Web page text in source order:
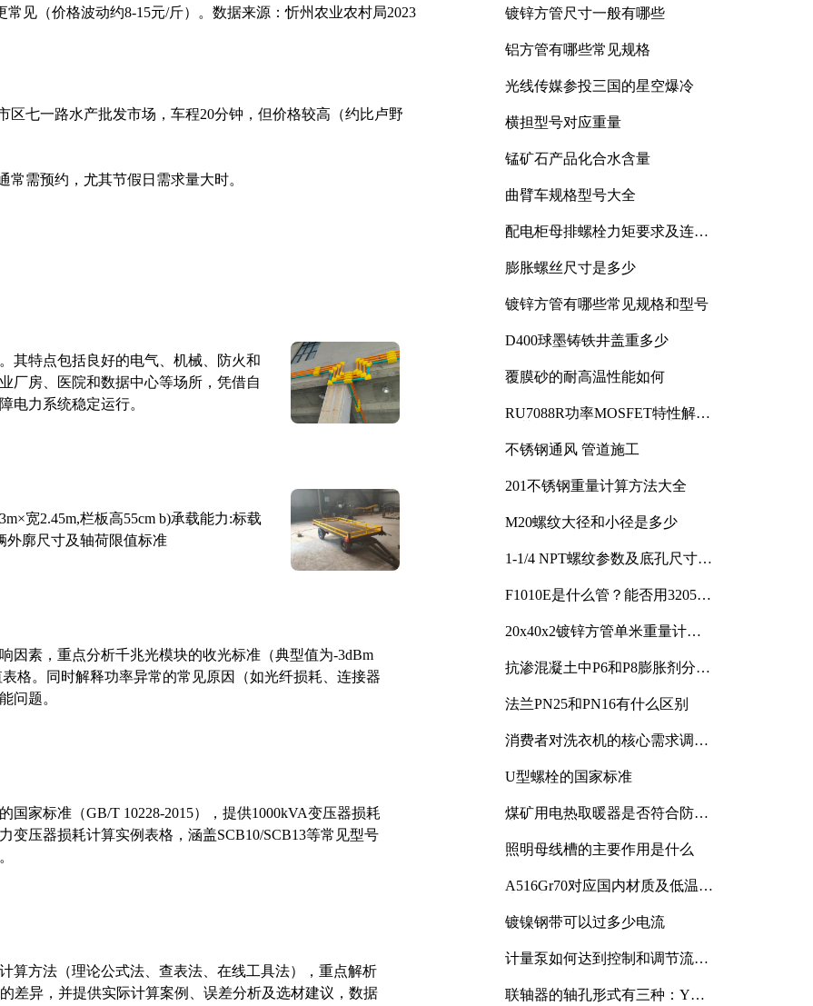
见（价格波动约8-15元/斤）。数据来源：忻州农业农村局2023
区七一路水产批发市场，车程20分钟，但价格较高（约比卢野
需预约，尤其节假日需求量大时。
其特点包括良好的电气、机械、防火和
厂房、医院和数据中心等场所，凭借自
电力系统稳定运行。
宽2.45m,栏板高55cm b)承载能力:标载
外廓尺寸及轴荷限值标准
因素，重点分析千兆光模块的收光标准（典型值为-3dBm
格。同时解释功率异常的常见原因（如光纤损耗、连接器
问题。
家标准（GB/T 10228-2015），提供1000kVA变压器损耗
变压器损耗计算实例表格，涵盖SCB10/SCB13等常见型号
算方法（理论公式法、查表法、在线工具法），重点解析
差异，并提供实际计算案例、误差分析及选材建议，数据
镀锌方管尺寸一般有哪些
铝方管有哪些常见规格
光线传媒参投三国的星空爆冷
横担型号对应重量
锰矿石产品化合水含量
曲臂车规格型号大全
配电柜母排螺栓力矩要求及连接
膨胀螺丝尺寸是多少
镀锌方管有哪些常见规格和型号
D400球墨铸铁井盖重多少
覆膜砂的耐高温性能如何
RU7088R功率MOSFET特性解析
不锈钢通风 管道施工
201不锈钢重量计算方法大全
M20螺纹大径和小径是多少
1-1/4 NPT螺纹参数及底孔尺寸详
F1010E是什么管？能否用3205或
20x40x2镀锌方管单米重量计算
抗渗混凝土中P6和P8膨胀剂分别
法兰PN25和PN16有什么区别
消费者对洗衣机的核心需求调研
U型螺栓的国家标准
煤矿用电热取暖器是否符合防爆
照明母线槽的主要作用是什么
A516Gr70对应国内材质及低温冲
镀镍钢带可以过多少电流
计量泵如何达到控制和调节流量
联轴器的轴孔形式有三种：Y